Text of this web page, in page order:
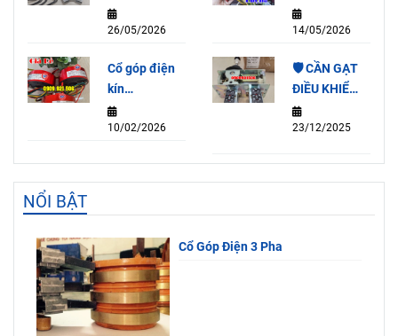
26/05/2026
rẻ
14/05/2026
Cổ góp điện
kín
SRH2078-
2P (15A)
10/02/2026
🛡️ CẦN GẠT
ĐIỀU KHIỂN
QT3A-4F
23/12/2025
NỔI BẬT
Cổ Góp Điện 3 Pha